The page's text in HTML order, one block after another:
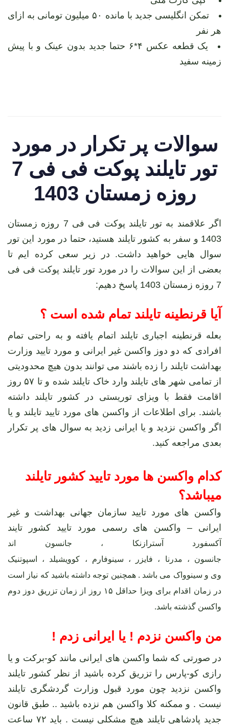
تمکن انگلیسی جدید با مانده ۵۰ میلیون تومانی به ازای
هر نفر
یک قطعه عکس ۴*۶ حتما جدید بدون عینک و با پیش
زمینه سفید
سوالات پر تکرار در مورد
تور تایلند پوکت فی فی 7
روزه زمستان 1403
اگر علاقمند به تور تایلند پوکت فی فی 7 روزه زمستان
1403 و سفر به کشور تایلند هستید، حتما در مورد این تور
سوال هایی خواهید داشت. در زیر سعی کرده ایم تا
بعضی از این سوالات را در مورد تور تایلند پوکت فی فی
7 روزه زمستان 1403 پاسخ دهیم:
آیا قرنطینه تایلند تمام شده است ؟
بعله قرنطینه اجباری تایلند اتمام یافته و به راحتی تمام
افرادی که دو دوز واکسن غیر ایرانی و مورد تایید وزارت
بهداشت تایلند را زده باشند می توانند بدون هیچ محدودیتی
از تمامی شهر های تایلند وارد خاک تایلند شده و تا ۵۷ روز
اقامت فقط با ویزای توریستی در کشور تایلند داشته
باشند. برای اطلاعات از واکسن های مورد تایید تایلند و یا
اگر واکسن نزدید و یا ایرانی زدید به سوال های پر تکرار
بعدی مراجعه کنید.
کدام واکسن ها مورد تایید کشور تایلند
میباشد؟
واکسن های مورد تایید سازمان جهانی بهداشت و غیر
ایرانی – واکسن های رسمی مورد تایید کشور تایند
آکسفورد آسترازنکا ، جانسون اند
جانسون ، مدرنا ، فایزر ، سینوفارم ، کوویشیلد ،
اسپوتنیک
وی و سینوواک می باشد . همچنین توجه داشته باشید که نیاز است
در زمان اقدام برای ویزا حداقل ۱۵ روز از زمان تزریق دوز دوم
واکسن گذشته باشد.
من واکسن نزدم ! یا ایرانی زدم !
در صورتی که شما واکسن های ایرانی مانند کو-برکت و یا
رازی کو-پارس را تزریق کرده باشید از نظر کشور تایلند
واکسن نزدید چون مورد قبول وزارت گردشگری تایلند
نیست . و ممکنه کلا واکسن هم نزده باشید .. طبق قانون
جدید پادشاهی تایلند هیچ مشکلی نیست . باید ۷۲ ساعت